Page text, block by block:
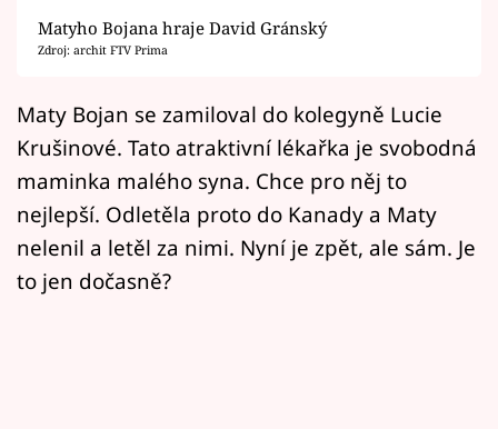
Filmový festival Karlovy Vary
Mámy sobě
Přihlášení
Sledujte nás
Matyho Bojana hraje David Gránský
Zdroj: archit FTV Prima
Maty Bojan se zamiloval do kolegyně Lucie
Krušinové. Tato atraktivní lékařka je svobodná
maminka malého syna. Chce pro něj to
nejlepší. Odletěla proto do Kanady a Maty
nelenil a letěl za nimi. Nyní je zpět, ale sám. Je
to jen dočasně?